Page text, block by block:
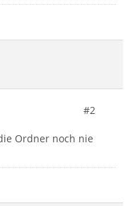
#2
Ordner noch nie